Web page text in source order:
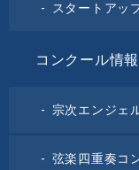
スタートアッ
コンクール情報
宗次エンジェ
弦楽四重奏コ